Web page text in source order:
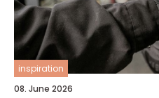
inspiration
08. June 2026